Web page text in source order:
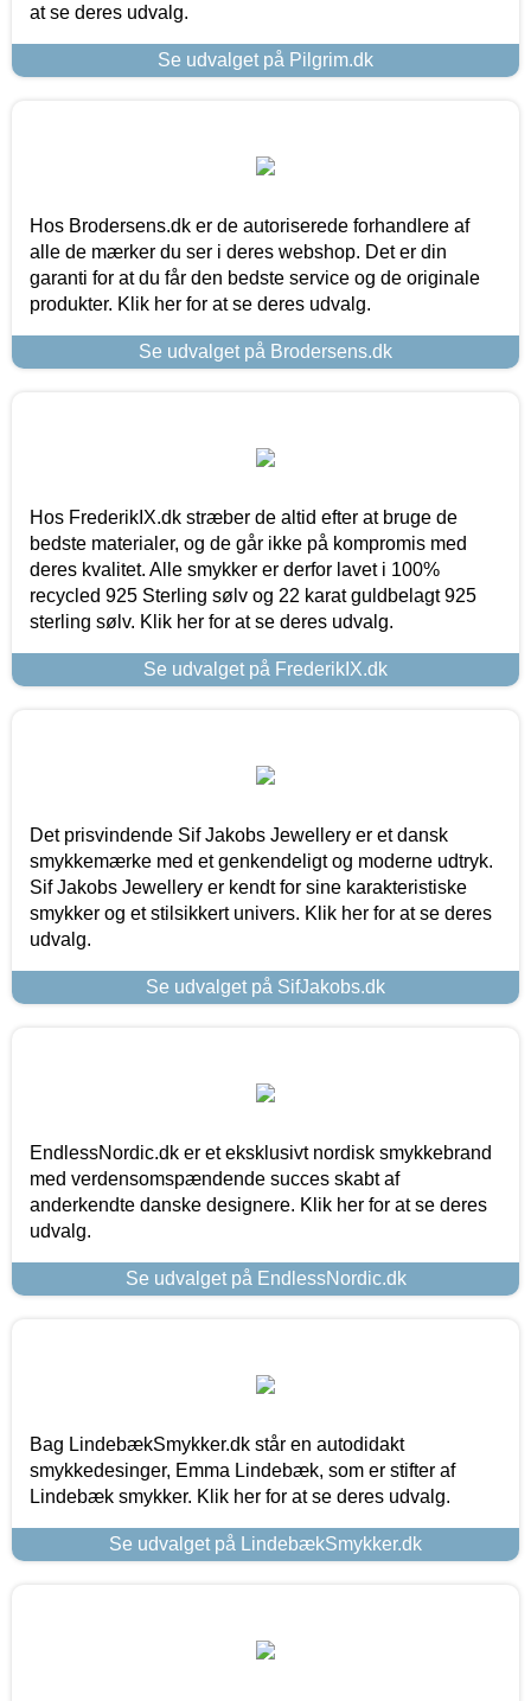
at se deres udvalg.
Se udvalget på Pilgrim.dk
Hos Brodersens.dk er de autoriserede forhandlere af
alle de mærker du ser i deres webshop. Det er din
garanti for at du får den bedste service og de originale
produkter. Klik her for at se deres udvalg.
Se udvalget på Brodersens.dk
Hos FrederikIX.dk stræber de altid efter at bruge de
bedste materialer, og de går ikke på kompromis med
deres kvalitet. Alle smykker er derfor lavet i 100%
recycled 925 Sterling sølv og 22 karat guldbelagt 925
sterling sølv. Klik her for at se deres udvalg.
Se udvalget på FrederikIX.dk
Det prisvindende Sif Jakobs Jewellery er et dansk
smykkemærke med et genkendeligt og moderne udtryk.
Sif Jakobs Jewellery er kendt for sine karakteristiske
smykker og et stilsikkert univers. Klik her for at se deres
udvalg.
Se udvalget på SifJakobs.dk
EndlessNordic.dk er et eksklusivt nordisk smykkebrand
med verdensomspændende succes skabt af
anderkendte danske designere. Klik her for at se deres
udvalg.
Se udvalget på EndlessNordic.dk
Bag LindebækSmykker.dk står en autodidakt
smykkedesinger, Emma Lindebæk, som er stifter af
Lindebæk smykker. Klik her for at se deres udvalg.
Se udvalget på LindebækSmykker.dk